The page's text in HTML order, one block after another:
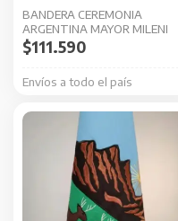
BANDERA CEREMONIA
ARGENTINA MAYOR MILENI
Envíos a todo el país
$111.590